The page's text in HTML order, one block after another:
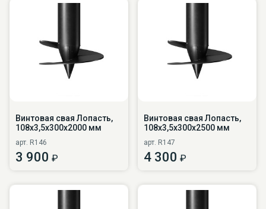
Винтовая свая Лопасть,
108х3,5х300х2000 мм
арт. R146
3 900 ₽
Винтовая свая Лопасть,
108х3,5х300х2500 мм
арт. R147
4 300 ₽